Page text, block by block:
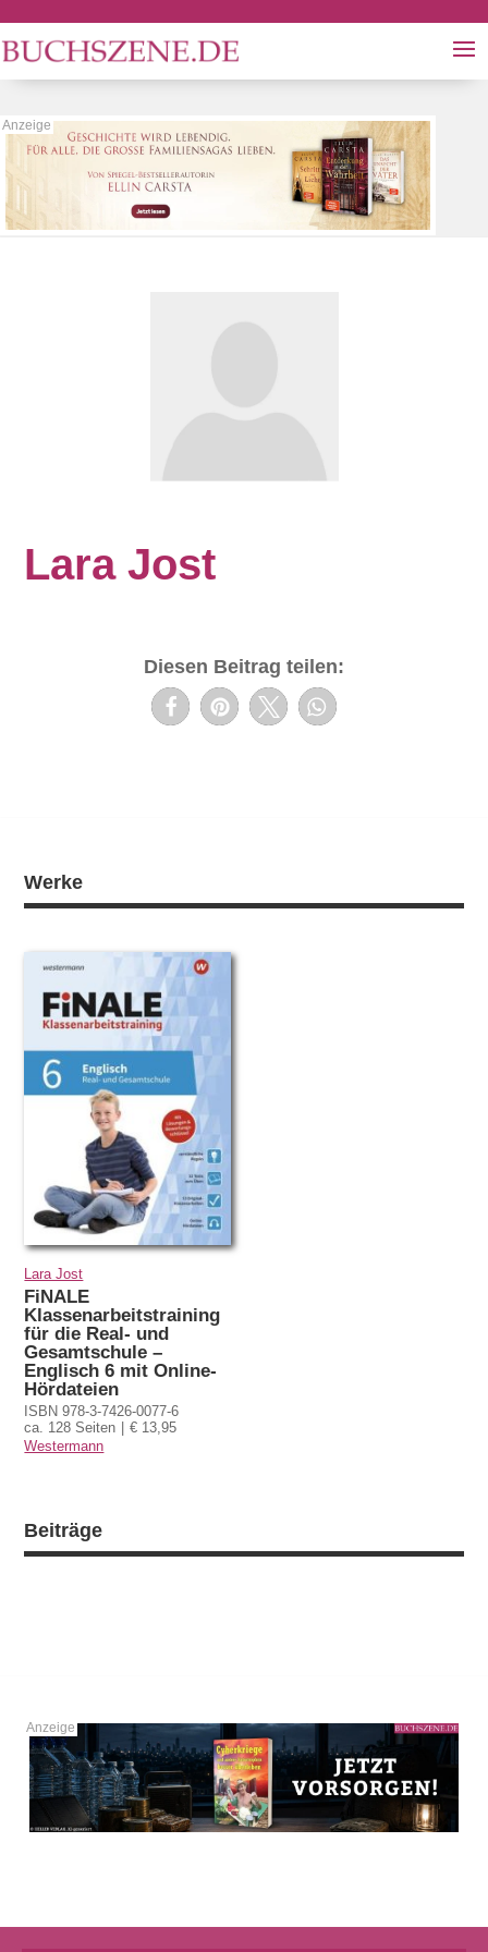
Lara Jost
Diesen Beitrag teilen:
Werke
Lara Jost
FiNALE
Klassenarbeitstraining
für die Real- und
Gesamtschule –
Englisch 6 mit Online-
Hördateien
ISBN 978-3-7426-0077-6
ca. 128 Seiten
€ 13,95
Westermann
Beiträge